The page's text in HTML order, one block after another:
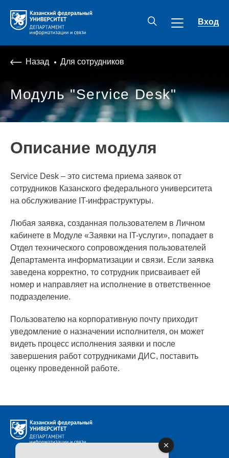
Вход
Назад Для сотрудников
Модуль "Service Desk"
Описание модуля
Service Desk – это система приема заявок от
сотрудников Казанского федерального университета
на обслуживание IT-инфраструктуры.
Любая заявка, созданная пользователем в Личном
кабинете в Модуле «Заявки на IT-услуги», попадает в
Отдел технического сопровождения пользователей
Департамента информатизации и связи. Если заявка
заведена корректно, то сотрудник присваивает ей
номер и направляет на исполнение в ответственное
подразделение.
Пользователю на корпоративную почту приходит
уведомление о назначении исполнителя, он может
видеть процесс исполнения заявки и после
завершения работ сотрудниками ДИС, поставить
оценку проведенной работе.